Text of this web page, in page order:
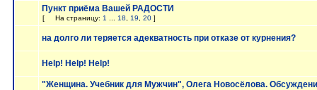
Пункт приёма Вашей РАДОСТИ
[ На страницу: 1 18 19 20 ]
на долго ли теряется адекватность при отказе от курнения?
Help! Help! Help!
"Женщина. Учебник для Мужчин", Олега Новосёлова.